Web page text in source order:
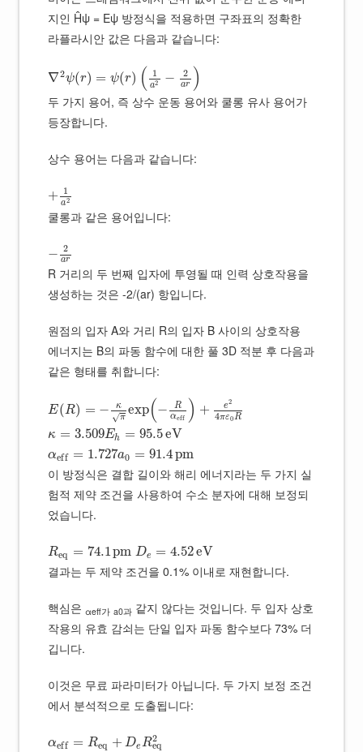
지인 Ĥψ = Eψ 방정식을 적용하면 구좌표의 정확한
라플라시안 값은 다음과 같습니다:
∇2ψ(r) = ψ(r) ( 1
a2 − 2
ar )
두 가지 용어, 즉 상수 운동 용어와 쿨롱 유사 용어가
등장합니다.
상수 용어는 다음과 같습니다:
+ 1
a2
쿨롱과 같은 용어입니다:
− 2
ar
R 거리의 두 번째 입자에 투영될 때 인력 상호작용을
생성하는 것은 -2/(ar) 항입니다.
원점의 입자 A와 거리 R의 입자 B 사이의 상호작용
에너지는 B의 파동 함수에 대한 풀 3D 적분 후 다음과
같은 형태를 취합니다:
E(R) = −
κ
π
√ exp(−
R
αeff ) + e2
4πε0R
κ = 3.509Eh = 95.5eV
αeff = 1.727a0 = 91.4pm
이 방정식은 결합 길이와 해리 에너지라는 두 가지 실
험적 제약 조건을 사용하여 수소 분자에 대해 보정되
었습니다.
Req = 74.1pm De = 4.52eV
결과는 두 제약 조건을 0.1% 이내로 재현합니다.
핵심은αeff가 a0과 같지 않다는 것입니다. 두 입자 상호
작용의 유효 감쇠는 단일 입자 파동 함수보다 73% 더
깁니다.
이것은 무료 파라미터가 아닙니다. 두 가지 보정 조건
에서 분석적으로 도출됩니다:
αeff = Req + DeR2
eq